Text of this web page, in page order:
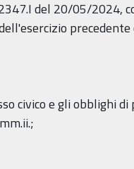
del 20/05/2024,
civico e gli obblighi di